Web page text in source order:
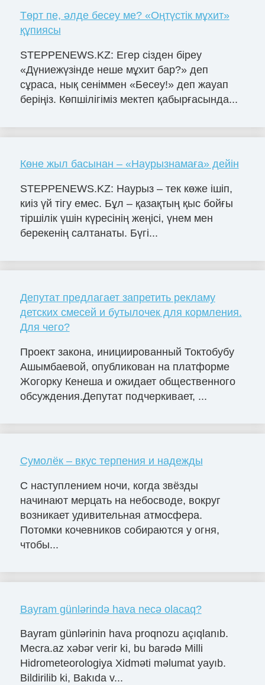
Төрт пе, әлде бесеу ме? «Оңтүстік мұхит»
құпиясы
STEPPENEWS.KZ: Егер сізден біреу
«Дүниежүзінде неше мұхит бар?» деп
сұраса, нық сеніммен «Бесеу!» деп жауап
беріңіз. Көпшілігіміз мектеп қабырғасында...
Көне жыл басынан – «Наурызнамаға» дейін
STEPPENEWS.KZ: Наурыз – тек көже ішіп,
киіз үй тігу емес. Бұл – қазақтың қыс бойғы
тіршілік үшін күресінің жеңісі, үнем мен
берекенің салтанаты. Бүгі...
Депутат предлагает запретить рекламу
детских смесей и бутылочек для кормления.
Для чего?
Проект закона, инициированный Токтобубу
Ашымбаевой, опубликован на платформе
Жогорку Кенеша и ожидает общественного
обсуждения.Депутат подчеркивает, ...
Сумолёк – вкус терпения и надежды
С наступлением ночи, когда звёзды
начинают мерцать на небосводе, вокруг
возникает удивительная атмосфера.
Потомки кочевников собираются у огня,
чтобы...
Bayram günlərində hava necə olacaq?
Bayram günlərinin hava proqnozu açıqlanıb.
Mecra.az xəbər verir ki, bu barədə Milli
Hidrometeorologiya Xidməti məlumat yayıb.
Bildirilib ki, Bakıda v...